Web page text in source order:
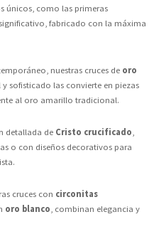
únicos, como las primeras
fabricado con la máxima
nuestras cruces de oro
sofisticado las convierte en piezas
al oro amarillo tradicional.
detallada de Cristo crucificado,
o con diseños decorativos para
cruces con circonitas
oro blanco, combinan elegancia y